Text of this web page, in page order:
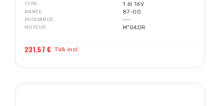
TYPE 1.6I 16V
ANNÉE 87-00
PUISSANCE ---
MOTEUR MºG4DR
231,57 € TVA incl.